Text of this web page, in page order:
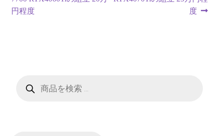
稿
ー
投
円程度
度